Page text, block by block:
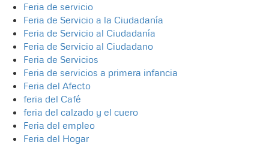
Feria de servicio
Feria de Servicio a la Ciudadanía
Feria de Servicio al Ciudadanía
Feria de Servicio al Ciudadano
Feria de Servicios
Feria de servicios a primera infancia
Feria del Afecto
feria del Café
feria del calzado y el cuero
Feria del empleo
Feria del Hogar